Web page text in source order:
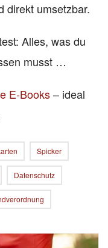
direkt umsetzbar.
Alles, was du
musst …
E-Books– ideal
Spicker
Datenschutz